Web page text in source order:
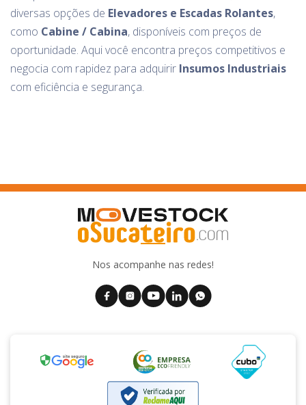
diversas opções de Elevadores e Escadas Rolantes,
como Cabine / Cabina, disponíveis com preços de
oportunidade. Aqui você encontra preços competitivos e
negocia com rapidez para adquirir Insumos Industriais
com eficiência e segurança.
Nos acompanhe nas redes!